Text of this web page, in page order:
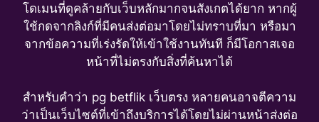
โดเมนที่ดูคล้ายกับเว็บหลักมากจนสังเกตได้ยาก หากผู้
ใช้กดจากลิงก์ที่มีคนส่งต่อมาโดยไม่ทราบที่มา หรือมา
จากข้อความที่เร่งรัดให้เข้าใช้งานทันที ก็มีโอกาสเจอ
หน้าที่ไม่ตรงกับสิ่งที่ค้นหาได้
สำหรับคำว่า pg betflik เว็บตรง หลายคนอาจตีความ
ว่าเป็นเว็บไซต์ที่เข้าถึงบริการได้โดยไม่ผ่านหน้าส่งต่อ